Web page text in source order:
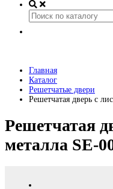
Главная
Каталог
Решетчатые двери
Решетчатая дверь с
Решетчатая
металла SE-